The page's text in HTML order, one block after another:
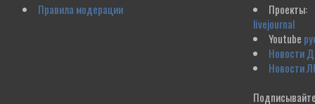
Правила модерации
Проекты:
livejournal
Youtube
Новости
Новости